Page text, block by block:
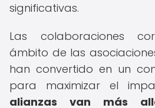
significativas.
Las colaboraciones
ámbito de las
han convertido en un
para maximizar el
alianzas van más